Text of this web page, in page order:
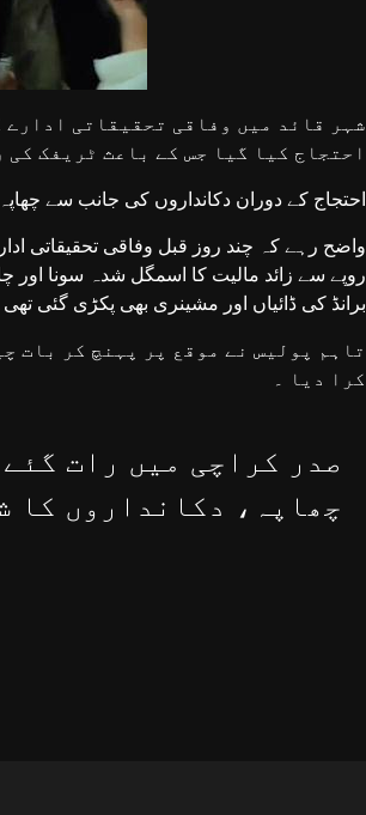
شہر قائد میں وفاقی تحقیقاتی
احتجاج کیا گیا جس کے باعث ٹریفک
احتجاج کے دوران دکانداروں کی جانب سے
روپے سے زائد مالیت کا اسمگل شدہ سونا
برانڈ کی ڈائیاں اور مشینری بھی پکڑی گئی
تاہم پولیس نے موقع پر پہنچ کر بات
کرا دیا ۔
صدر کراچی میں رات
چھاپہ، دکانداروں کا